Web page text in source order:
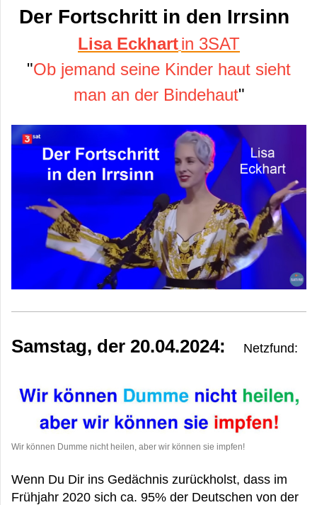
Der Fortschritt in den Irrsinn
Lisa Eckhartin 3SAT
"Ob jemand seine Kinder haut sieht
man an der Bindehaut"
Samstag, der 20.04.2024: Netzfund:
Wir können Dumme nicht heilen, aber wir können sie impfen!
Wenn Du Dir ins Gedächnis zurückholst, dass im
Frühjahr 2020 sich ca. 95% der Deutschen von der